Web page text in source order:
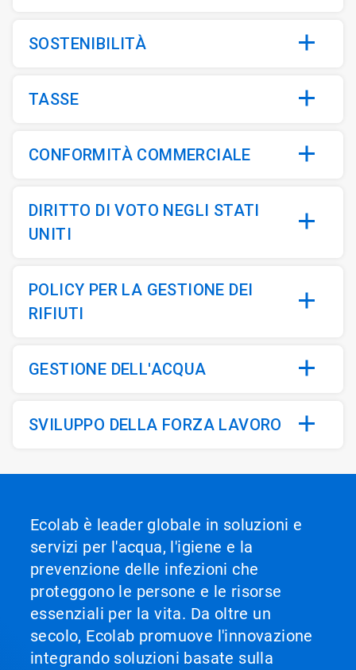
SOSTENIBILITÀ
TASSE
CONFORMITÀ COMMERCIALE
DIRITTO DI VOTO NEGLI STATI
UNITI
POLICY PER LA GESTIONE DEI
RIFIUTI
GESTIONE DELL'ACQUA
SVILUPPO DELLA FORZA LAVORO
Ecolab è leader globale in soluzioni e
servizi per l'acqua, l'igiene e la
prevenzione delle infezioni che
proteggono le persone e le risorse
essenziali per la vita. Da oltre un
secolo, Ecolab promuove l'innovazione
integrando soluzioni basate sulla